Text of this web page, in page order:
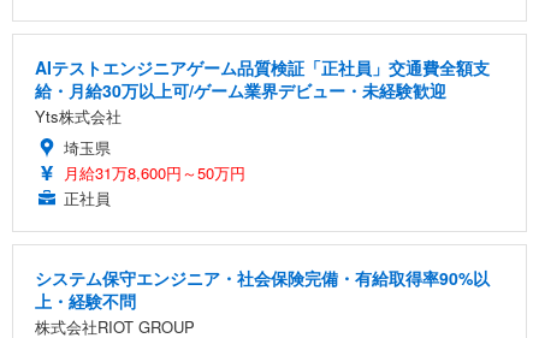
AIテストエンジニアゲーム品質検証「正社員」交通費全額支
給・月給30万以上可/ゲーム業界デビュー・未経験歓迎
Yts株式会社
埼玉県
月給31万8,600円～50万円
正社員
システム保守エンジニア・社会保険完備・有給取得率90%以
上・経験不問
株式会社RIOT GROUP